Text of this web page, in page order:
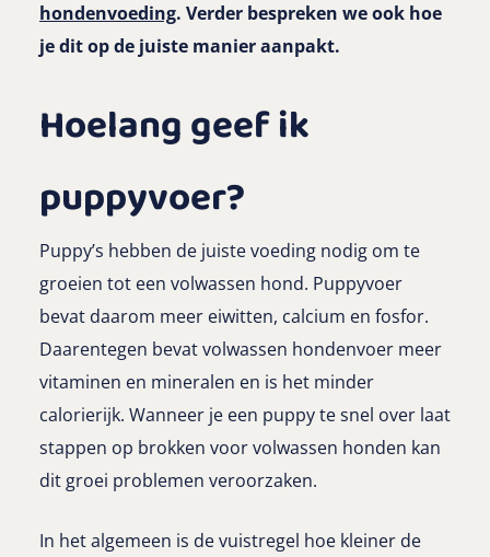
hondenvoeding. Verder bespreken we ook hoe
je dit op de juiste manier aanpakt.
Hoelang geef ik
puppyvoer?
Puppy’s hebben de juiste voeding nodig om te
groeien tot een volwassen hond. Puppyvoer
bevat daarom meer eiwitten, calcium en fosfor.
Daarentegen bevat volwassen hondenvoer meer
vitaminen en mineralen en is het minder
calorierijk. Wanneer je een puppy te snel over laat
stappen op brokken voor volwassen honden kan
dit groei problemen veroorzaken.
In het algemeen is de vuistregel hoe kleiner de